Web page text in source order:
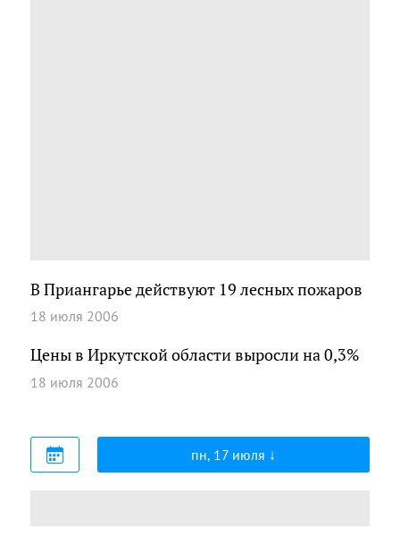
В Приангарье действуют 19 лесных пожаров
18 июля 2006
Цены в Иркутской области выросли на 0,3%
18 июля 2006
пн, 17 июля